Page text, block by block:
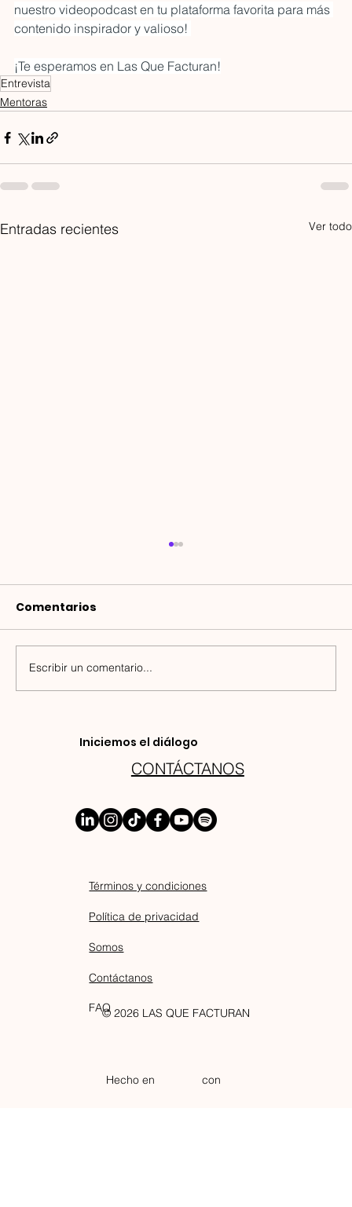
nuestro videopodcast en tu plataforma favorita para más
contenido inspirador y valioso!
¡Te esperamos en Las Que Facturan!
Entrevista
Mentoras
Entradas recientes Ver todo
Facturan
Comentarios
Escribir un comentario...
Iniciemos el diálogo
CONTÁCTANOS
© 2026 LAS QUE FACTURAN
Términos y condiciones
Política de privacidad
Somos
Contáctanos
FAQ
Hecho en con